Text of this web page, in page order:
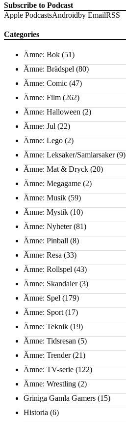
Subscribe to Podcast
Apple PodcastsAndroidby EmailRSS
Categories
Ämne: Bok (51)
Ämne: Brädspel (80)
Ämne: Comic (47)
Ämne: Film (262)
Ämne: Halloween (2)
Ämne: Jul (22)
Ämne: Lego (2)
Ämne: Leksaker/Samlarsaker(9)
Ämne: Mat & Dryck (20)
Ämne: Megagame (2)
Ämne: Musik (59)
Ämne: Mystik (10)
Ämne: Nyheter(81)
Ämne: Pinball (8)
Ämne: Resa (33)
Ämne: Rollspel (43)
Ämne: Skandaler(3)
Ämne: Spel (179)
Ämne: Sport (17)
Ämne: Teknik (19)
Ämne: Tidsresan (5)
Ämne: Trender(21)
Ämne: TV-serie (122)
Ämne: Wrestling (2)
Griniga Gamla Gamers (15)
Historia (6)